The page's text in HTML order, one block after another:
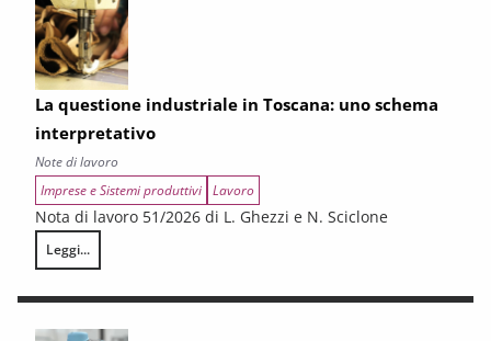
La questione industriale in Toscana: uno schema
interpretativo
Note di lavoro
Imprese e Sistemi produttivi Lavoro
Nota di lavoro 51/2026 di L. Ghezzi e N. Sciclone
Leggi...
La questione industriale in Toscana: uno schema interpretativo